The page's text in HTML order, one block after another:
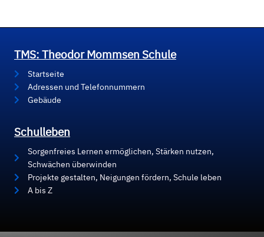
TMS: Theodor Mommsen Schule
Startseite
Adressen und Telefonnummern
Gebäude
Schulleben
Sorgenfreies Lernen ermöglichen, Stärken nutzen,
Schwächen überwinden
Projekte gestalten, Neigungen fördern, Schule leben
A bis Z